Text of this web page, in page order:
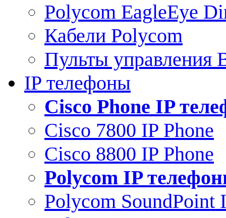
Polycom EagleEye
Кабели Polycom
Пульты управления
IP телефоны
Сisco Phone IP
Cisco 7800 IP Phone
Cisco 8800 IP Phone
Polycom IP
Polycom SoundPoint